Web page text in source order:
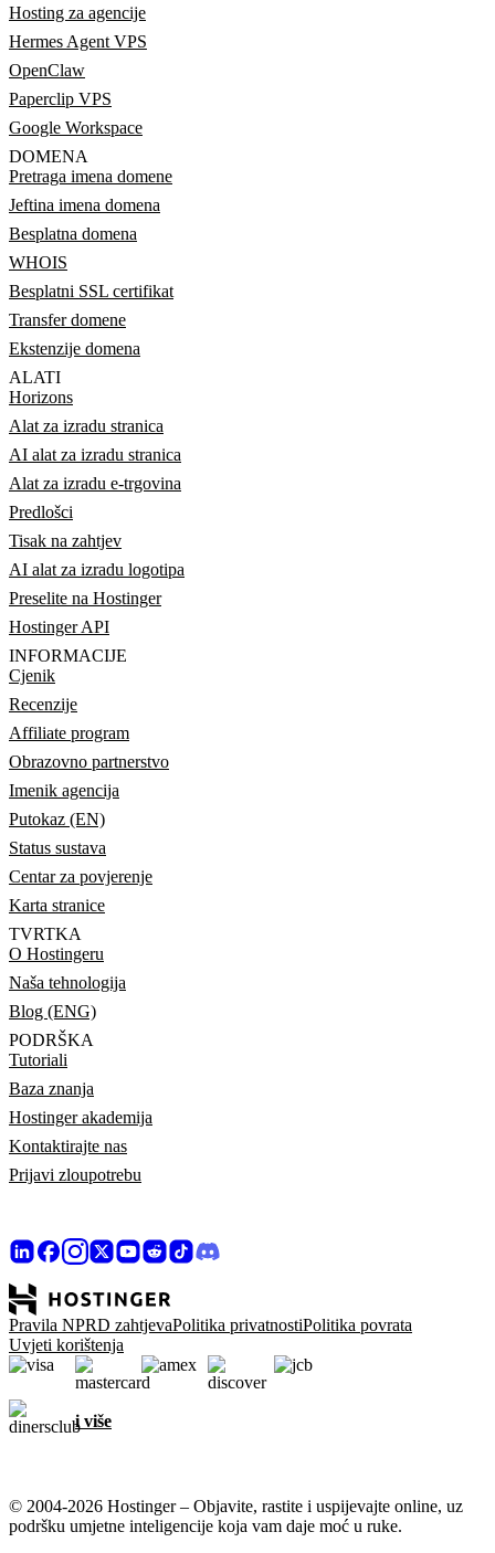
Hosting za agencije
Hermes Agent VPS
OpenClaw
Paperclip VPS
Google Workspace
DOMENA
Pretraga imena domene
Jeftina imena domena
Besplatna domena
WHOIS
Besplatni SSL certifikat
Transfer domene
Ekstenzije domena
ALATI
Horizons
Alat za izradu stranica
AI alat za izradu stranica
Alat za izradu e-trgovina
Predlošci
Tisak na zahtjev
AI alat za izradu logotipa
Preselite na Hostinger
Hostinger API
INFORMACIJE
Cjenik
Recenzije
Affiliate program
Obrazovno partnerstvo
Imenik agencija
Putokaz (EN)
Status sustava
Centar za povjerenje
Karta stranice
TVRTKA
O Hostingeru
Naša tehnologija
Blog (ENG)
PODRŠKA
Tutoriali
Baza znanja
Hostinger akademija
Kontaktirajte nas
Prijavi zloupotrebu
Pravila NPRD zahtjevaPolitika privatnostiPolitika povrata
Uvjeti korištenja
i više
© 2004-2026 Hostinger – Objavite, rastite i uspijevajte online, uz
podršku umjetne inteligencije koja vam daje moć u ruke.